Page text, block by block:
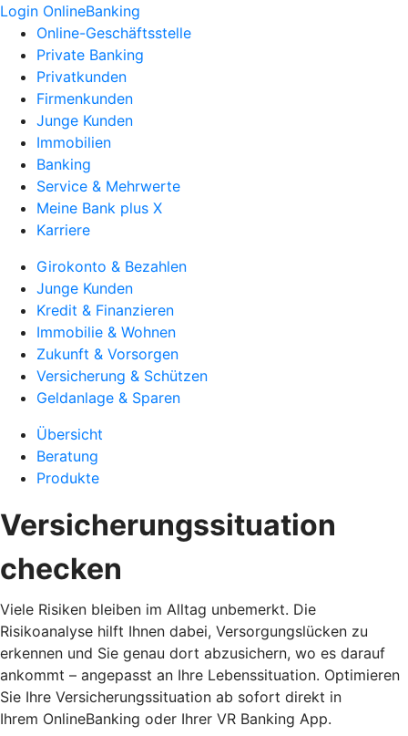
Login OnlineBanking
Online-Geschäftsstelle
Private Banking
Privatkunden
Firmenkunden
Junge Kunden
Immobilien
Banking
Service & Mehrwerte
Meine Bank plus X
Karriere
Girokonto & Bezahlen
Junge Kunden
Kredit & Finanzieren
Immobilie & Wohnen
Zukunft & Vorsorgen
Versicherung & Schützen
Geldanlage & Sparen
Übersicht
Beratung
Produkte
Versicherungssituation
checken
Viele Risiken bleiben im Alltag unbemerkt. Die
Risikoanalyse hilft Ihnen dabei, Versorgungslücken zu
erkennen und Sie genau dort abzusichern, wo es darauf
ankommt – angepasst an Ihre Lebenssituation. Optimieren
Sie Ihre Versicherungssituation ab sofort direkt in
Ihrem OnlineBanking oder Ihrer VR Banking App.